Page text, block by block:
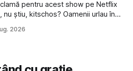
pentru acest show pe Netflix
știu, kitschos? Oamenii urlau în
uri... așa că am zis pas. Apoi ceva,
2026